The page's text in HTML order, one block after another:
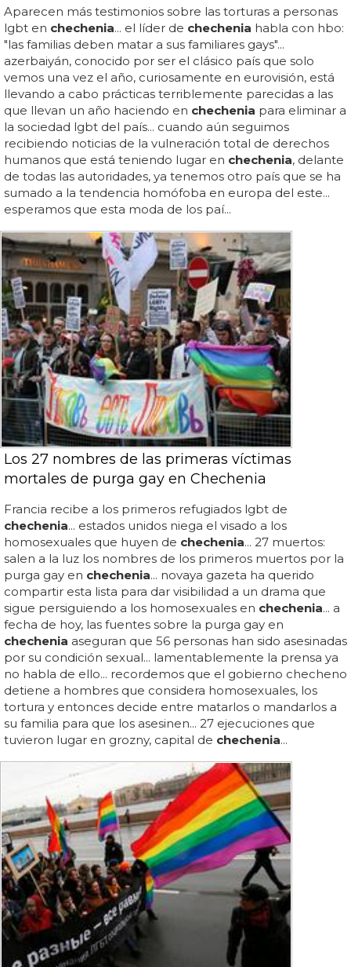
Aparecen más testimonios sobre las torturas a personas
lgbt en chechenia... el líder de chechenia habla con hbo:
"las familias deben matar a sus familiares gays"...
azerbaiyán, conocido por ser el clásico país que solo
vemos una vez el año, curiosamente en eurovisión, está
llevando a cabo prácticas terriblemente parecidas a las
que llevan un año haciendo en chechenia para eliminar a
la sociedad lgbt del país... cuando aún seguimos
recibiendo noticias de la vulneración total de derechos
humanos que está teniendo lugar en chechenia, delante
de todas las autoridades, ya tenemos otro país que se ha
sumado a la tendencia homófoba en europa del este...
esperamos que esta moda de los paí...
Los 27 nombres de las primeras víctimas
mortales de purga gay en Chechenia
Francia recibe a los primeros refugiados lgbt de
chechenia... estados unidos niega el visado a los
homosexuales que huyen de chechenia... 27 muertos:
salen a la luz los nombres de los primeros muertos por la
purga gay en chechenia... novaya gazeta ha querido
compartir esta lista para dar visibilidad a un drama que
sigue persiguiendo a los homosexuales en chechenia... a
fecha de hoy, las fuentes sobre la purga gay en
chechenia aseguran que 56 personas han sido asesinadas
por su condición sexual... lamentablemente la prensa ya
no habla de ello... recordemos que el gobierno checheno
detiene a hombres que considera homosexuales, los
tortura y entonces decide entre matarlos o mandarlos a
su familia para que los asesinen... 27 ejecuciones que
tuvieron lugar en grozny, capital de chechenia...